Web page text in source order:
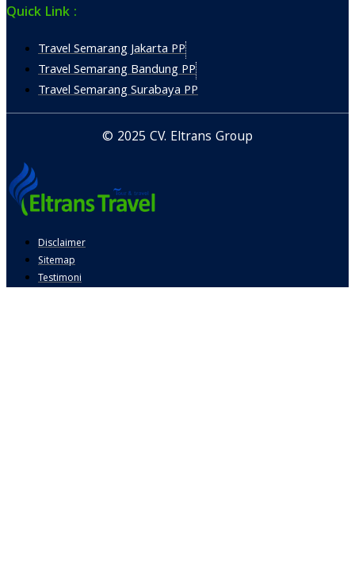
Quick Link :
Travel Semarang Jakarta PP
Travel Semarang Bandung PP
Travel Semarang Surabaya PP
© 2025 CV. Eltrans Group
Disclaimer
Sitemap
Testimoni